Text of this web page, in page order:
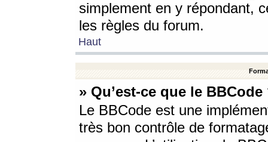
simplement en y répondant,
les règles du forum.
Haut
» Qu’est-ce que le BBCode
Le BBCode est une
très bon contrôle de